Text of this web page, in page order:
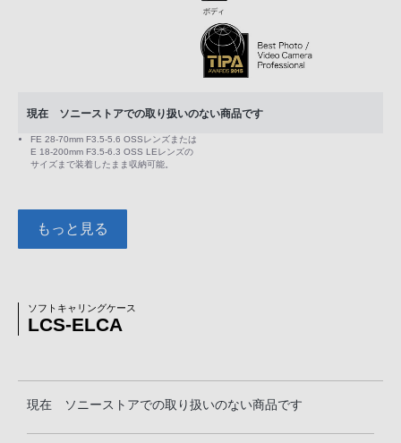
現在 ソニーストアでの取り扱いのない商品です
FE 28-70mm F3.5-5.6 OSSレンズまたは
E 18-200mm F3.5-6.3 OSS LEレンズの
サイズまで装着したまま収納可能。
もっと見る
ソフトキャリングケース
LCS-ELCA
現在 ソニーストアでの取り扱いのない商品です